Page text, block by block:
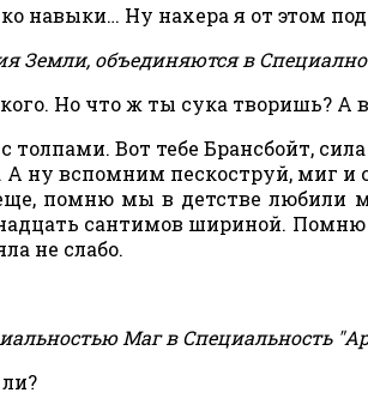
навыки… Ну нахера я от этом
Земли, объединяются в
Но что ж ты сука творишь? А
толпами. Вот тебе Брансбойт,
А ну вспомним пескоструй, миг и
помню мы в детстве любили
сантимов шириной.
не слабо.
Маг в Специальность